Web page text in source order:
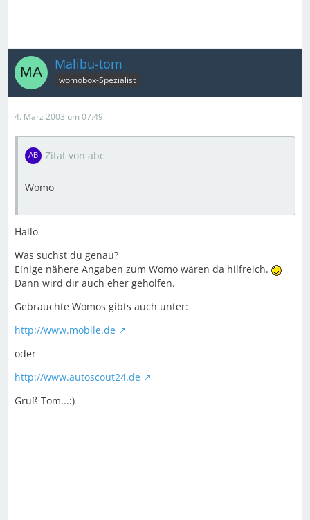
Malibu-tom
womobox-Spezialist
4. März 2003 um 07:49
Zitat von abc
Womo
Hallo
Was suchst du genau?
Einige nähere Angaben zum Womo wären da hilfreich.
Dann wird dir auch eher geholfen.
Gebrauchte Womos gibts auch unter:
http://www.mobile.de
oder
http://www.autoscout24.de
Gruß Tom...:)